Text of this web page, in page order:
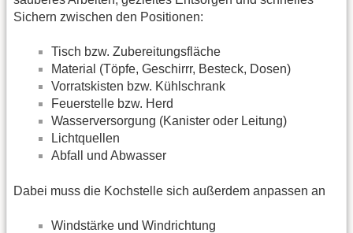
Sichern zwischen den Positionen:
Tisch bzw. Zubereitungsfläche
Material (Töpfe, Geschirrr, Besteck, Dosen)
Vorratskisten bzw. Kühlschrank
Feuerstelle bzw. Herd
Wasserversorgung (Kanister oder Leitung)
Lichtquellen
Abfall und Abwasser
Dabei muss die Kochstelle sich außerdem anpassen an
Windstärke und Windrichtung